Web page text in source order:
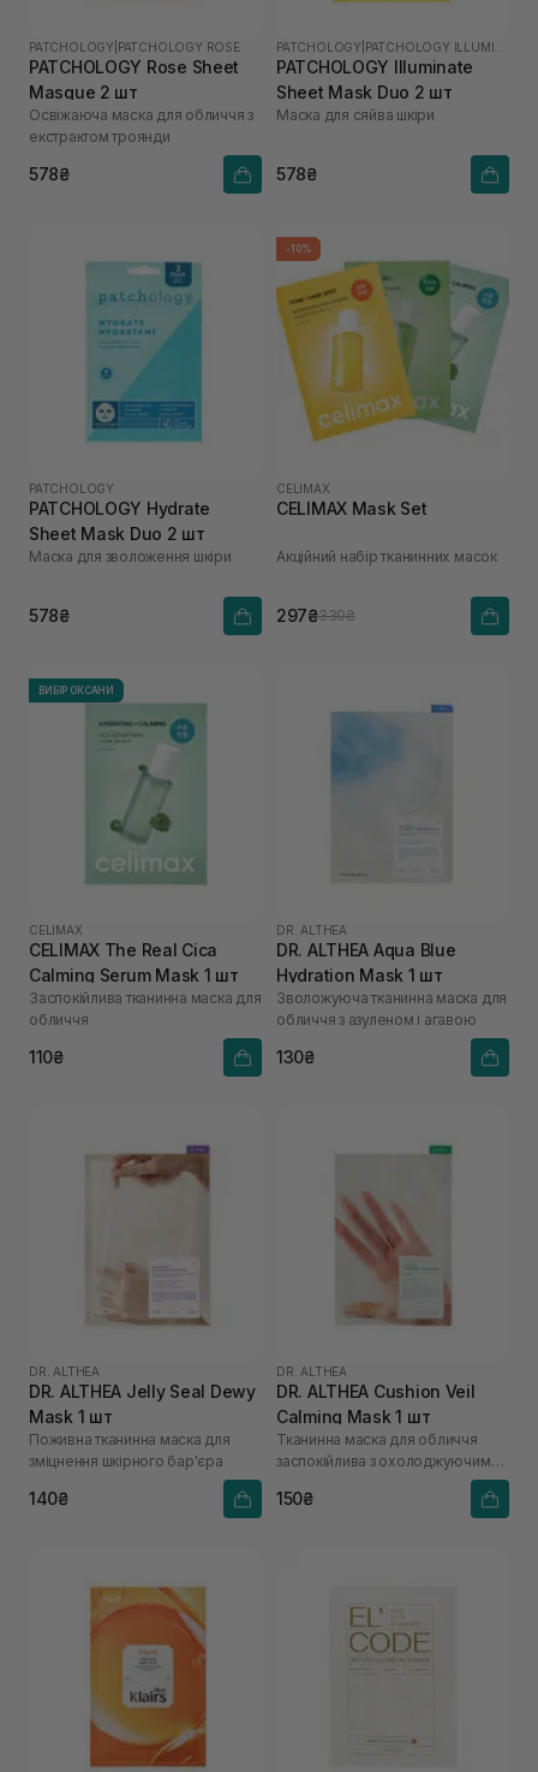
PATCHOLOGY PATCHOLOGY ROSE
PATCHOLOGY Rosе Sheet
Masque 2 шт
Освіжаюча маска для обличчя з
екстрактом троянди
578₴
PATCHOLOGY
PATCHOLOGY Illuminate
Sheet Mask Duo 2 шт
Маска для сяйва шкіри
578₴
PATCHOLOGY
PATCHOLOGY Hydrate
Sheet Mask Duo 2 шт
Маска для зволоження шкіри
578₴
-10%
CELIMAX
CELIMAX Mask Set
Акційний набір тканинних масок
297₴330₴
ВИБІР ОКСАНИ
CELIMAX
CELIMAX The Real Cica
Calming Serum Mask 1 шт
Заспокійлива тканинна маска для
обличчя
110₴
DR. ALTHEA
DR. ALTHEA Aqua Blue
Hydration Mask 1 шт
Зволожуюча тканинна маска для
обличчя з азуленом і агавою
130₴
DR. ALTHEA
DR. ALTHEA Jelly Seal Dewy
Mask 1 шт
Поживна тканинна маска для
зміцнення шкірного бар'єра
140₴
DR. ALTHEA
DR. ALTHEA Cushion Veil
Calming Mask 1 шт
Тканинна маска для обличчя
заспокійлива з охолоджуючим
150₴